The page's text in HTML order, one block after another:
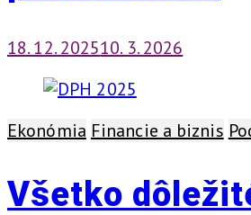
18. 12. 202510. 3. 2026
Ekonómia Financie a biznis
Všetko